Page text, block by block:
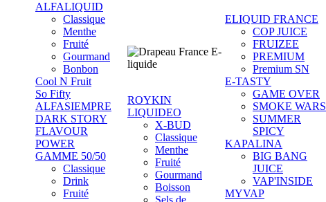
ALFALIQUID
Classique
Menthe
Fruité
Gourmand
Bonbon
Cool N Fruit
So Fifty
ALFASIEMPRE
DARK STORY
FLAVOUR
POWER
GAMME 50/50
Classique
Drink
Fruité
ROYKIN
LIQUIDEO
X-BUD
Classique
Menthe
Fruité
Gourmand
Boisson
Sels de
ELIQUID FRANCE
COP JUICE
FRUIZEE
PREMIUM
Premium SN
E-TASTY
GAME OVER
SMOKE WARS
SUMMER
SPICY
KAPALINA
BIG BANG
JUICE
VAP'INSIDE
MYVAP